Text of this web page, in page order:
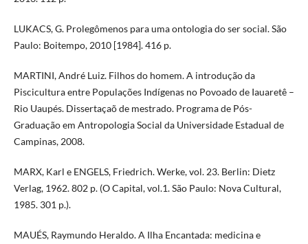
LUKACS, G. Prolegômenos para uma ontologia do ser social. São
Paulo: Boitempo, 2010 [1984]. 416 p.
MARTINI, André Luiz. Filhos do homem. A introdução da
Piscicultura entre Populações Indígenas no Povoado de Iauaretê –
Rio Uaupés. Dissertaçaõ de mestrado. Programa de Pós-
Graduação em Antropologia Social da Universidade Estadual de
Campinas, 2008.
MARX, Karl e ENGELS, Friedrich. Werke, vol. 23. Berlin: Dietz
Verlag, 1962. 802 p. (O Capital, vol.1. São Paulo: Nova Cultural,
1985. 301 p.).
MAUÉS, Raymundo Heraldo. A Ilha Encantada: medicina e